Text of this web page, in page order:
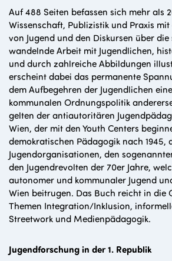
Auf 488 Seiten befassen sich mehr als
Wissenschaft, Publizistik und Praxis
von Jugend und den Diskursen über
wandelnde Arbeit mit Jugendlichen,
und durch zahlreiche Abbildungen
erscheint dabei das permanente
dem Aufbegehren der Jugendlichen
kommunalen Ordnungspolitik
gelten der antiautoritären
Wien, der mit den Youth Centers
demokratischen Pädagogik nach 1945,
Jugendorganisationen, den
den Jugendrevolten der 70er Jahre,
autonomer und kommunaler Jugend
Wien beitrugen. Das Buch reicht in die
Themen Integration/Inklusion,
Streetwork und Medienpädagogik.
Jugendforschung in der 1. Republik